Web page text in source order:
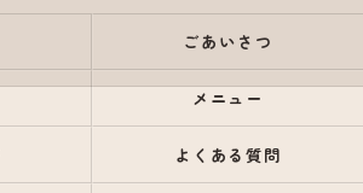
ごあいさつ
メニュー
よくある質問